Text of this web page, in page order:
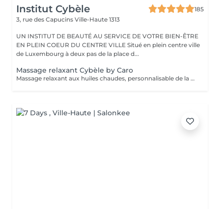
Institut Cybèle
185
3, rue des Capucins Ville-Haute 1313
UN INSTITUT DE BEAUTÉ AU SERVICE DE VOTRE BIEN-ÊTRE
EN PLEIN COEUR DU CENTRE VILLE Situé en plein centre ville
de Luxembourg à deux pas de la place d...
Massage relaxant Cybèle by Caro
Massage relaxant aux huiles chaudes, personnalisable de la tête aux pieds.